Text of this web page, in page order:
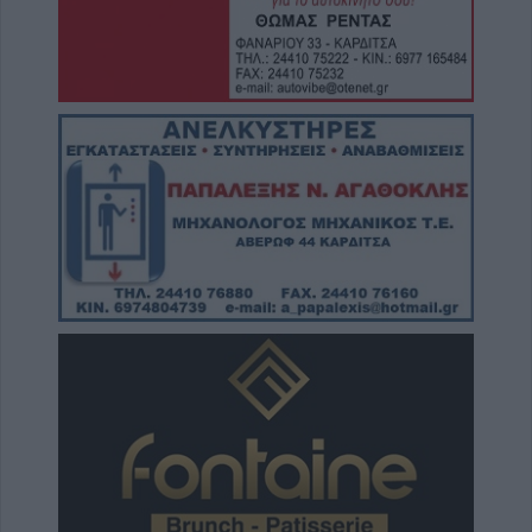
Καλαμπάκα: Πυροσβέστες απεγκλώβισαν
ηλικιωμένο μετά από πτώση στη Νέα Ζωή
Τροχαίο στην Αγιά: Μοτοσικλέτα
συγκρούστηκε με νταλίκα – Στο νοσοκομείο
ο οδηγός
6 Αυγούστου 2026, 19:15
Άνω Λιόσια: Συνελήφθησαν δύο άνδρες για
τον θάνατο 72χρονου που βρέθηκε σε
αυτοκίνητο
6 Αυγούστου 2026, 17:50
Την Παρασκευή 7 Αυγούστου η κηδεία του
Αθανάσιου Ταξιάρχη
Πυρκαγιά σε γεωργική έκταση στην Κρήνη
Φαρσάλων – Τέθηκε υπό μερικό έλεγχο το
βράδυ της Πέμπτης (+Βίντεο)